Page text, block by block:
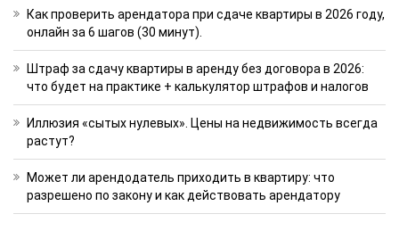
Как проверить арендатора при сдаче квартиры в 2026 году,
онлайн за 6 шагов (30 минут).
Штраф за сдачу квартиры в аренду без договора в 2026:
что будет на практике + калькулятор штрафов и налогов
Иллюзия «сытых нулевых». Цены на недвижимость всегда
растут?
Может ли арендодатель приходить в квартиру: что
разрешено по закону и как действовать арендатору